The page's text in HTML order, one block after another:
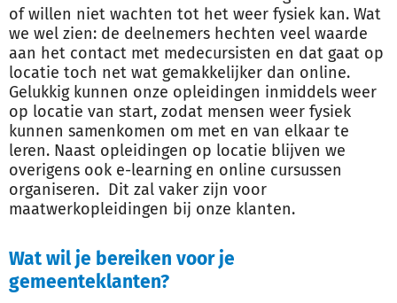
of willen niet wachten tot het weer fysiek kan. Wat
we wel zien: de deelnemers hechten veel waarde
aan het contact met medecursisten en dat gaat op
locatie toch net wat gemakkelijker dan online.
Gelukkig kunnen onze opleidingen inmiddels weer
op locatie van start, zodat mensen weer fysiek
kunnen samenkomen om met en van elkaar te
leren. Naast opleidingen op locatie blijven we
overigens ook e-learning en online cursussen
organiseren. Dit zal vaker zijn voor
maatwerkopleidingen bij onze klanten.
Wat wil je bereiken voor je
gemeenteklanten?